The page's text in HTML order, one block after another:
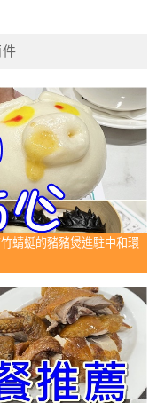
蜻蜓的豬豬煲進駐中和環